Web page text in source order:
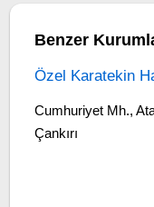
Benzer
Özel Karatekin
Cumhuriyet Mh.,
Çankırı